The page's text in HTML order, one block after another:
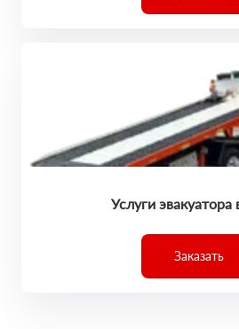
Услуги эвакуатора
Заказать